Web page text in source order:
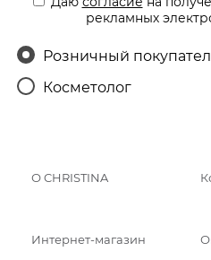
рекламных
Розничный
Косметолог
О CHRISTINA
Интернет-магазин